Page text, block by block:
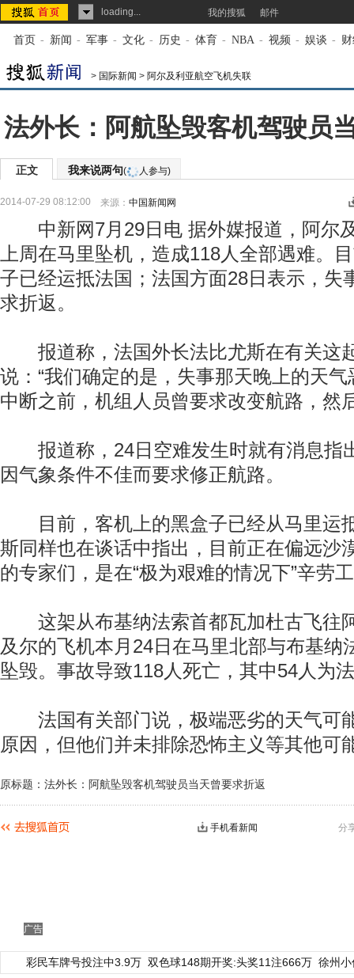
loading... 我的搜狐 邮件
首页 - 新闻 - 军事 - 文化 - 历史 - 体育 - NBA - 视频 - 娱谈 -
> 国际新闻 > 阿尔及利亚航空飞机失联
法外长：阿航坠毁客机驾驶员
正文 我来说两句( 人参与)
2014-07-29 08:12:00 来源： 中国新闻网
中新网7月29日电 据外媒报道，阿尔
上周在马里坠机，造成118人全部遇难。
子已经运抵法国；法国方面28日表示，失
求折返。
报道称，法国外长法比尤斯在有关这
说：“我们确定的是，失事那天晚上的天
中断之前，机组人员曾要求改变航路，然
报道称，24日空难发生时就有消息指
因气象条件不佳而要求修正航路。
目前，客机上的黑盒子已经从马里运
斯同样也在谈话中指出，目前正在偏远沙
的专家们，是在“极为艰难的情况下”辛劳
这架从布基纳法索首都瓦加杜古飞往
及尔的飞机本月24日在马里北部与布基纳
坠毁。事故导致118人死亡，其中54人为
法国有关部门说，极端恶劣的天气可
原因，但他们并未排除恐怖主义等其他可
原标题：法外长：阿航坠毁客机驾驶员当天曾要求折返
分
手机看新闻
广告
彩民车牌号投注中3.9万 双色球148期开奖:头奖11注666万 徐州